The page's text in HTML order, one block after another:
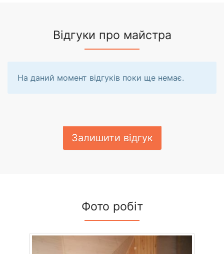
Відгуки про майстра
На даний момент відгуків поки ще немає.
Залишити відгук
Фото робіт